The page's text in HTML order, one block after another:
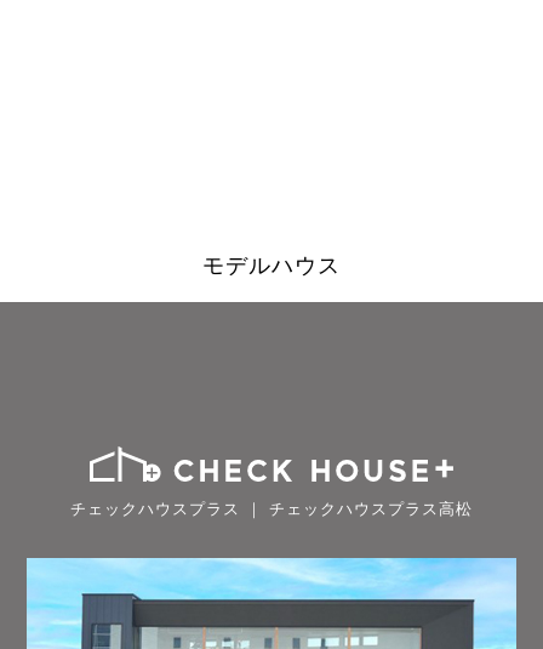
モデルハウス
チェックハウスプラス ｜ チェックハウスプラス高松